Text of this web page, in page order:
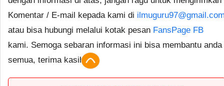
Komentar / E-mail kepada kami di
atau bisa hubungi melalui kotak pesan FansPage FB
kami. Semoga sebaran informasi ini bisa membantu anda
semua, terima kasih.